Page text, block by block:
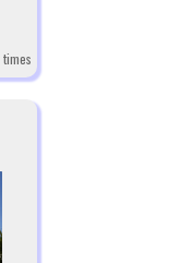
times